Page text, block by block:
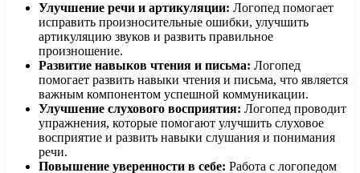
Улучшение речи и артикуляции: Логопед помогает
исправить произносительные ошибки, улучшить
артикуляцию звуков и развить правильное
произношение.
Развитие навыков чтения и письма: Логопед
помогает развить навыки чтения и письма, что является
важным компонентом успешной коммуникации.
Улучшение слухового восприятия: Логопед проводит
упражнения, которые помогают улучшить слуховое
восприятие и развить навыки слушания и понимания
речи.
Повышение уверенности в себе: Работа с логопедом